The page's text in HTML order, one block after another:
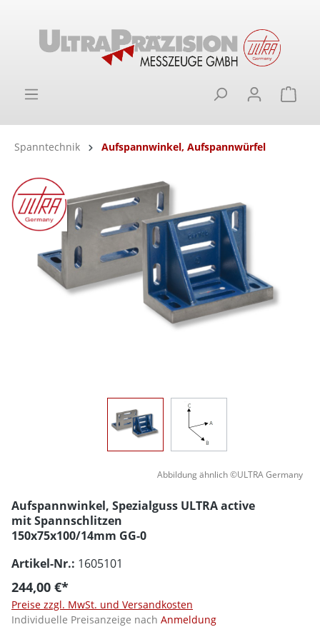
Spanntechnik Aufspannwinkel, Aufspannwürfel
Bildergalerie überspringen
Abbildung ähnlich ©ULTRA Germany
Aufspannwinkel, Spezialguss ULTRA active
mit Spannschlitzen
150x75x100/14mm GG-0
Artikel-Nr.: 1605101
244,00 €*
Preise zzgl. MwSt. und Versandkosten
Individuelle Preisanzeige nach Anmeldung